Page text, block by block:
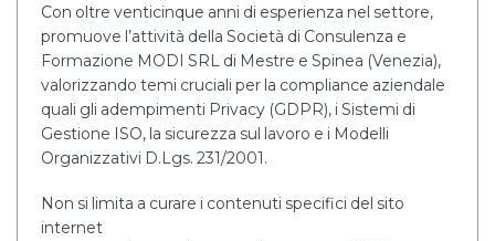
Con oltre venticinque anni di esperienza nel settore,
promuove l’attività della Società di Consulenza e
Formazione MODI SRL di Mestre e Spinea (Venezia),
valorizzando temi cruciali per la compliance aziendale
quali gli adempimenti Privacy (GDPR), i Sistemi di
Gestione ISO, la sicurezza sul lavoro e i Modelli
Organizzativi D.Lgs. 231/2001.
Non si limita a curare i contenuti specifici del sito
internet